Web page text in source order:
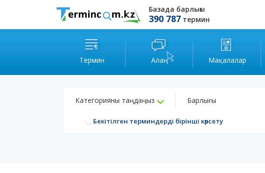
Базада барлығы
390 787 термин
Термин Алаң Мақалалар
Категорияны таңдаңыз Барлығы
Бекітілген терминдерді бірінші көрсету